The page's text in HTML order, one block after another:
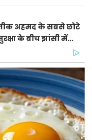
अहमद के सबसे छोटे
के बीच झांसी में